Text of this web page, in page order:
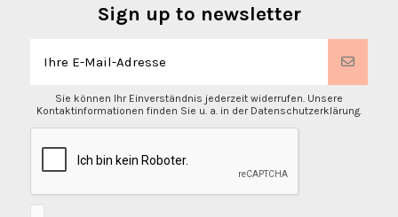
Sign up to newsletter
Sie können Ihr Einverständnis jederzeit widerrufen. Unsere
Kontaktinformationen finden Sie u. a. in der Datenschutzerklärung.